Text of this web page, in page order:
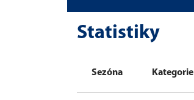
Statistiky
Sezóna Kategorie